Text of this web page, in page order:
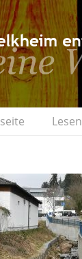
Lesen